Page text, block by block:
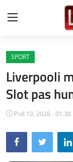
Shtëpi
LAJME MAQEDONI
SHQIPERI
KOSOVA
LAJME NGA BOTA
SPORT
Liverpooli
Slot pas
Prill 10, 2026 - 01:30